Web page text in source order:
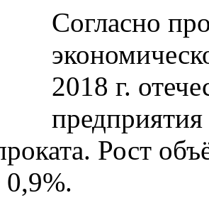
Согласно
2018 г.
предприятия
Рост
0,9%.